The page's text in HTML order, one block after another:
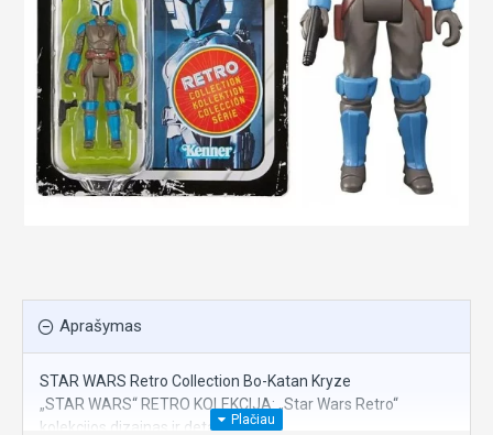
Aprašymas
STAR WARS Retro Collection Bo-Katan Kryze
„STAR WARS“ RETRO KOLEKCIJA: „Star Wars Retro“
kolekcijos dizainas ir detalės